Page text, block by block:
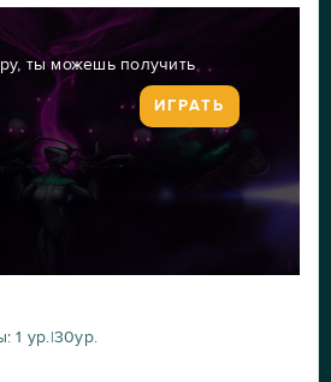
ты можешь получить
ИГРАТЬ
1 ур.|30ур.